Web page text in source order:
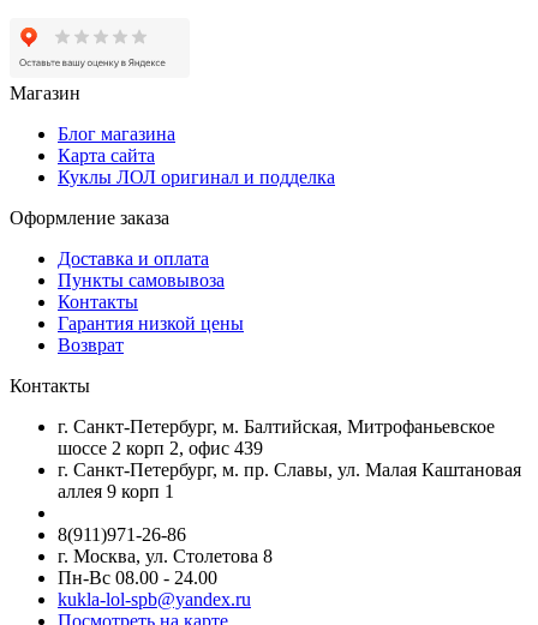
Магазин
Блог магазина
Карта сайта
Куклы ЛОЛ оригинал и подделка
Оформление заказа
Доставка и оплата
Пункты самовывоза
Контакты
Гарантия низкой цены
Возврат
Контакты
г. Санкт-Петербург, м. Балтийская, Митрофаньевское
шоссе 2 корп 2, офис 439
г. Санкт-Петербург, м. пр. Славы, ул. Малая Каштановая
аллея 9 корп 1
8(911)971-26-86
г. Москва, ул. Столетова 8
Пн-Вс 08.00 - 24.00
kukla-lol-spb@yandex.ru